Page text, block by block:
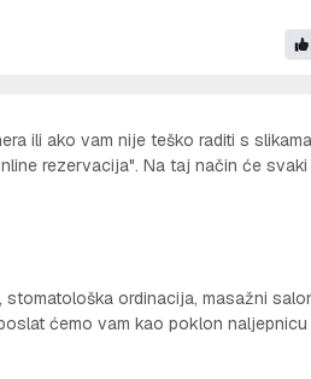
ili ako vam nije teško raditi s
rezervacija". Na taj način će
ordinacija, masažni
ćemo vam kao poklon